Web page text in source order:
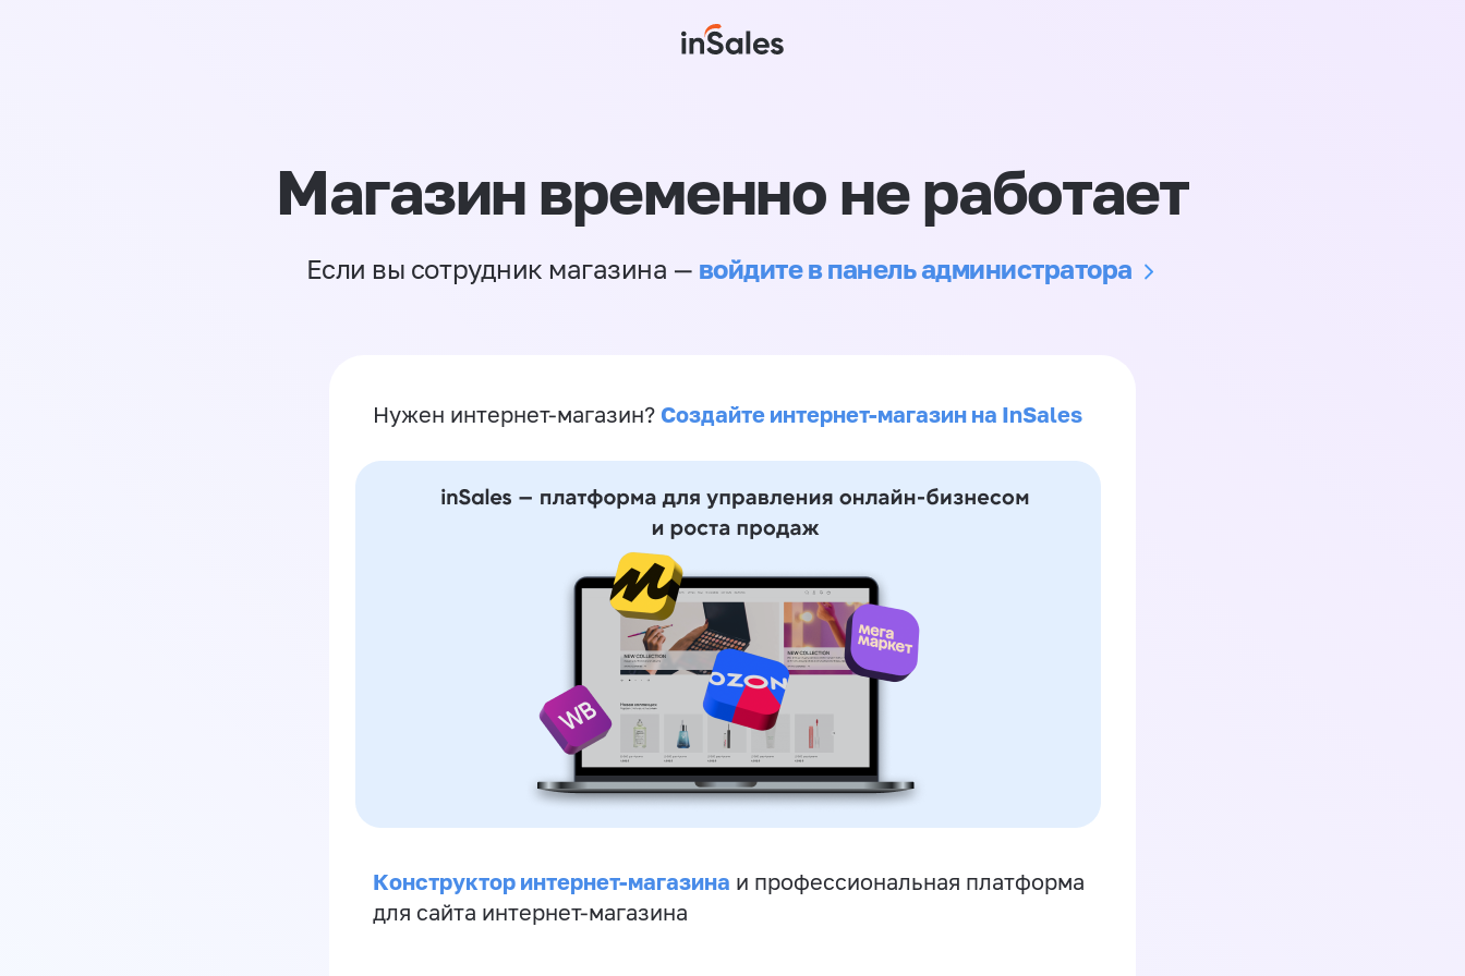
Магазин временно не работает
Если вы сотрудник магазина — войдите в панель администратора
Нужен интернет-магазин? Создайте интернет-магазин на InSales
Конструктор интернет-магазина и профессиональная платформа
для сайта интернет-магазина